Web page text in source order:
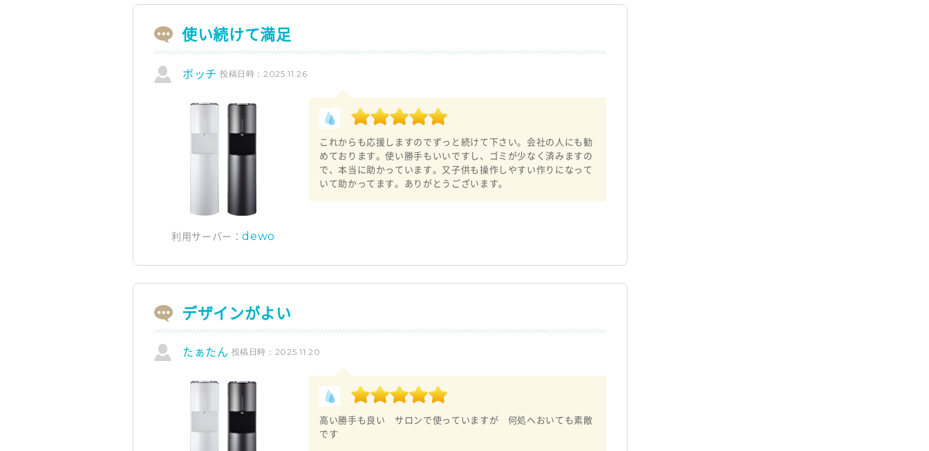
使い続けて満足
ボッチ 投稿日時：2025.11.26
利用サーバー：dewo
これからも応援しますのでずっと続けて下さい。会社の人にも勧
めております。使い勝手もいいですし、ゴミが少なく済みますの
で、本当に助かっています。又子供も操作しやすい作りになって
いて助かってます。ありがとうございます。
デザインがよい
たぁたん 投稿日時：2025.11.20
高い勝手も良い サロンで使っていますが 何処へおいても素敵
です